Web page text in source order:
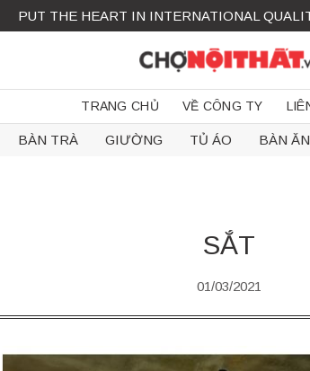
PUT THE HEART IN INTERNATIONAL
TRANG CHỦ VỀ CÔNG TY
BÀN TRÀ GIƯỜNG TỦ ÁO BÀN ĂN
SẮT
01/03/2021